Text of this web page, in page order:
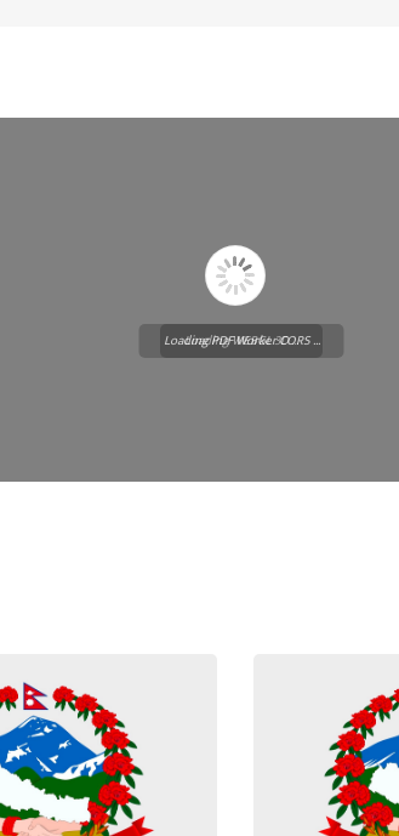
Loading WEBGL 3D ...
Loading PDF Worker CORS ...